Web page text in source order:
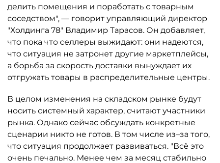
делить помещения и поработать с товарным
соседством", — говорит управляющий директор
"Холдинга 78" Владимир Тарасов. Он добавляет,
что пока что селлеры выжидают: они надеются,
что ситуация не затронет другие маркетплейсы,
а борьба за скорость доставки вынуждает их
отгружать товары в распределительные центры.
В целом изменения на складском рынке будут
носить системный характер, считают участники
рынка. Однако сейчас обсуждать конкретные
сценарии никто не готов. В том числе из–за того,
что ситуация продолжает развиваться. "Всё это
очень печально. Менее чем за месяц стабильно